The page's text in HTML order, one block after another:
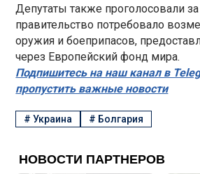
Депутаты также проголосовали
правительство потребовало
оружия и боеприпасов,
через Европейский фонд мира.
Подпишитесь на наш канал в
пропустить важные новости
#Украина # Болгария